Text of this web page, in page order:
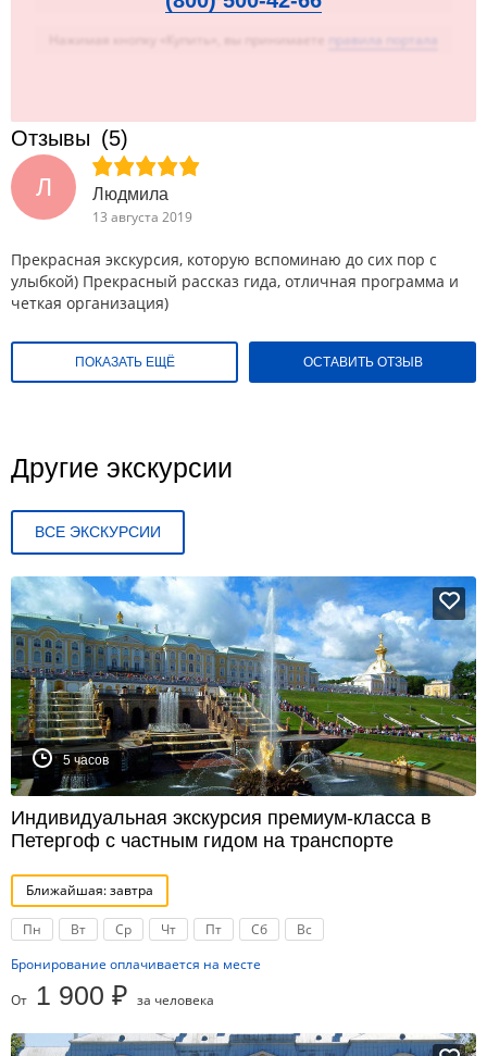
правила портала
Отзывы (5)
Л
Людмила
13 августа 2019
Прекрасная экскурсия, которую вспоминаю до сих пор с
улыбкой) Прекрасный рассказ гида, отличная программа и
четкая организация)
ПОКАЗАТЬ ЕЩЁ ОСТАВИТЬ ОТЗЫВ
Другие экскурсии
ВСЕ ЭКСКУРСИИ
5 часов
Индивидуальная экскурсия премиум-класса в
Петергоф с частным гидом на транспорте
Ближайшая: завтра
Пн Вт Ср Чт Пт Сб
Вс
Бронирование оплачивается на месте
От 1 900 ₽ за человека